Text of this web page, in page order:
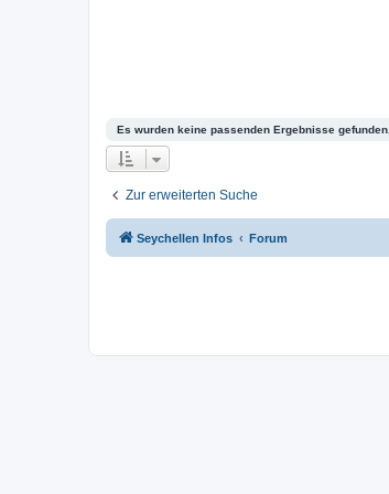
Es wurden keine passenden Ergebnisse gefunden.
Zur erweiterten Suche
Seychellen Infos Forum